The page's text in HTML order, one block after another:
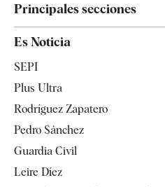
Principales secciones
Televisión
Es Noticia
SEPI
Plus Ultra
Rodríguez Zapatero
Pedro Sánchez
Guardia Civil
Leire Díez